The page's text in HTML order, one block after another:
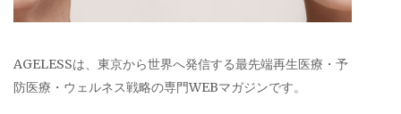
AGELESSは、東京から世界へ発信する最先端再生医療・予
防医療・ウェルネス戦略の専門WEBマガジンです。